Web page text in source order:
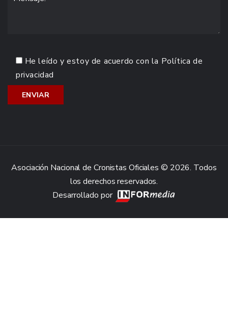
He leído y estoy de acuerdo con la Política de
privacidad
Asociación Nacional de Cronistas Oficiales © 2026. Todos
los derechos reservados.
Desarrollado por